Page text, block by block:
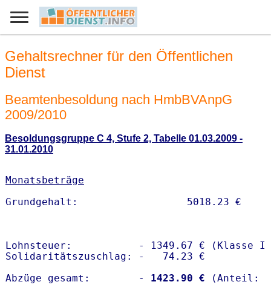
Gehaltsrechner für den Öffentlichen
Dienst
Beamtenbesoldung nach HmbBVAnpG
2009/2010
Besoldungsgruppe C 4, Stufe 2, Tabelle 01.03.2009 -
31.01.2010
Monatsbeträge
Lohnsteuer:           - 1349.67 € (Klasse I)
Solidaritätszuschlag: -   74.23 €
Abzüge gesamt:        -
1423.90 €